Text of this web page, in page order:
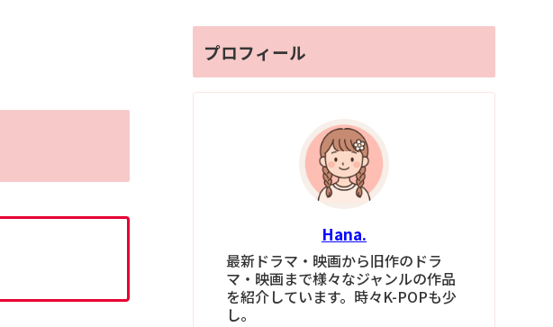
プロフィール
Hana.
最新ドラマ・映画から旧作のドラ
マ・映画まで様々なジャンルの作品
を紹介しています。時々K-POPも少
し。